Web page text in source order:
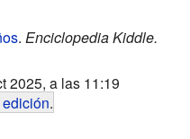
. Enciclopedia Kiddle.
2025, a las 11:19
.